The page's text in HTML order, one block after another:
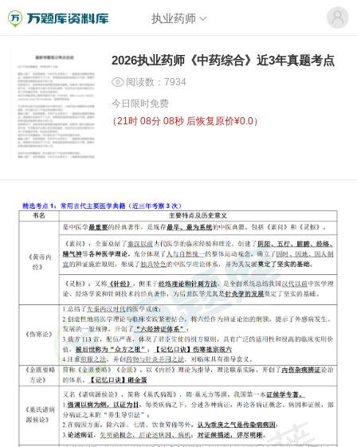
执业药师
2026执业药师《中药综合》近3年真题考点
阅读数：7934
今日限时免费
（21时 08分 08秒 后恢复原价¥0.0）